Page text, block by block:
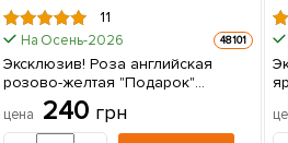
11
На Осень-2026 48101
Эксклюзив! Роза английская
розово-желтая "Подарок"
(Present) (саженец класса АА+,
премиальный высокорослый
сорт) 1 шт в упаковке
цена 240 грн